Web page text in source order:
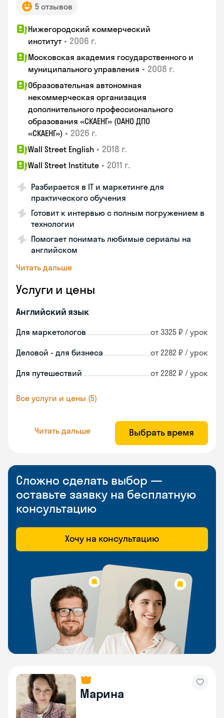
5 отзывов
Нижегородский коммерческий
институт • 2006 г.
Московская академия государственного и
муниципального управления • 2008 г.
Образовательная автономная
некоммерческая организация
дополнительного профессионального
образования «СКАЕНГ» (ОАНО ДПО
«СКАЕНГ») • 2026 г.
Wall Street English • 2018 г.
Wall Street Institute • 2011 г.
Разбирается в IT и маркетинге для
практического обучения
Готовит к интервью с полным погружением в
технологии
Помогает понимать любимые сериалы на
английском
Читать дальше
Услуги и цены
Английский язык
Для маркетологов от 3325 ₽ / урок
Деловой - для бизнеса от 2282 ₽ / урок
Для путешествий от 2282 ₽ / урок
Все услуги и цены (5)
Читать дальше Выбрать время
Сложно сделать выбор —
оставьте заявку на бесплатную
консультацию
Хочу на консультацию
Марина